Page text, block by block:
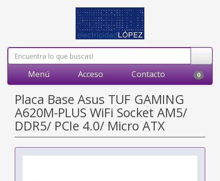
Menú Acceso Contacto 0
Placa Base Asus TUF GAMING
A620M-PLUS WiFi Socket AM5/
DDR5/ PCIe 4.0/ Micro ATX